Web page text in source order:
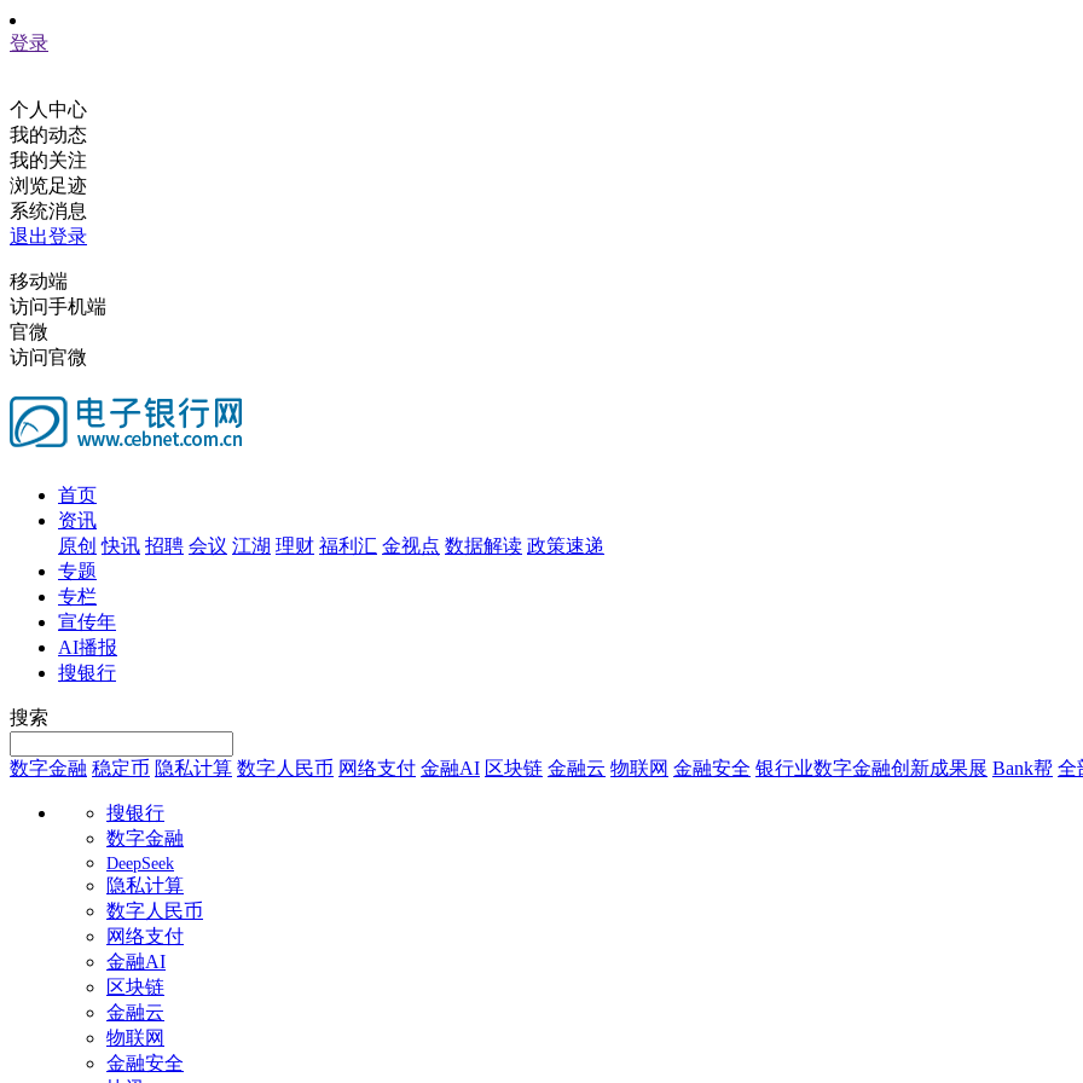
登录
个人中心
我的动态
我的关注
浏览足迹
系统消息
退出登录
移动端
访问手机端
官微
访问官微
首页
资讯
原创 快讯 招聘 会议 江湖 理财 福利汇 金视点 数据解读 政策速递
专题
专栏
宣传年
AI播报
搜银行
搜索
数字金融 稳定币 隐私计算 数字人民币 网络支付 金融AI 区块链 金融云 物联网 金融安全 银行业数字金融创新成果展 Bank帮 全
搜银行
数字金融
DeepSeek
隐私计算
数字人民币
网络支付
金融AI
区块链
金融云
物联网
金融安全